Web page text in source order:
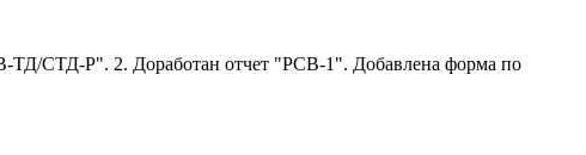
ТД/СТД-Р". 2. Доработан отчет "РСВ-1". Добавлена форма по